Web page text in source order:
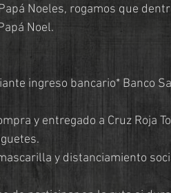
Noel.
ingreso bancario* Banco